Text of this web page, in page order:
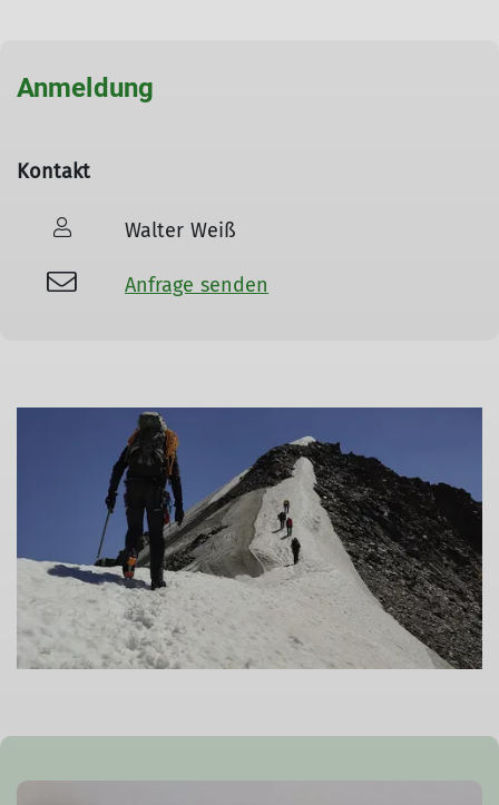
Anmeldung
Kontakt
Walter Weiß
Anfrage senden